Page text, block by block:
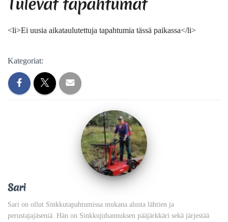
<li>Ei uusia aikataulutettuja tapahtumia tässä paikassa</li>
Kategoriat:
Sari
Sari on ollut Sinkkutapahtumissa mukana alusta lähtien ja
perustajajäseniä. Hän on Sinkkujuhannuksen pääjärkkäri sekä järjestää